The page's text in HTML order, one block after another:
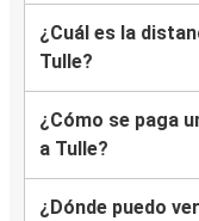
¿Cuál es la
Tulle?
¿Cómo se paga
a Tulle?
¿Dónde puedo